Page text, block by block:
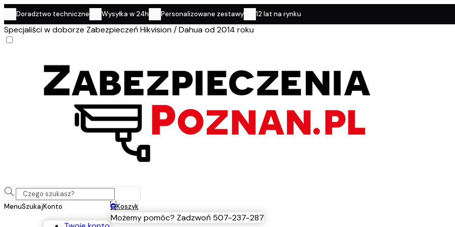
Doradztwo techniczne Wysyłka w 24h Personalizowane zestawy 12 lat na rynku
Specjaliści w doborze Zabezpieczeń Hikvision / Dahua od 2014 roku
MenuSzukajKonto 0Koszyk
Możemy pomóc? Zadzwoń 507-237-287